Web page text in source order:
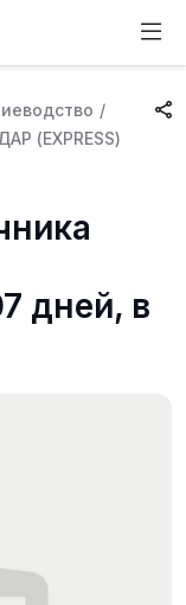
/
(EXPRESS)
дней, в